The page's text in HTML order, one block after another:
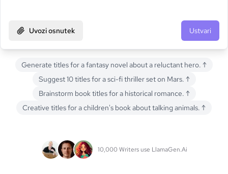
Uvozi osnutek Ustvari
Generate titles for a fantasy novel about a reluctant hero. ↑
Suggest 10 titles for a sci-fi thriller set on Mars. ↑
Brainstorm book titles for a historical romance. ↑
Creative titles for a children's book about talking animals. ↑
10,000 Writers use LlamaGen.Ai